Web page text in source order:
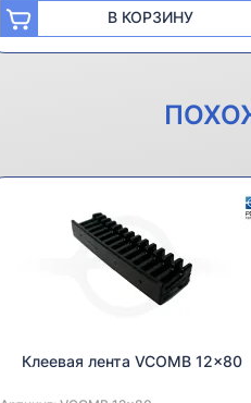
В КОРЗИНУ
Клеевая лента VCOMB 12x80